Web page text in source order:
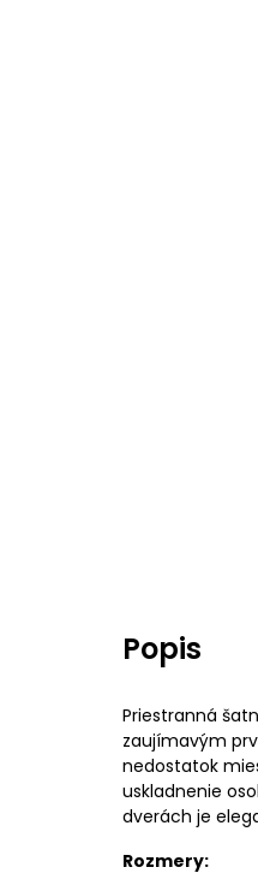
Popis
Priestranná
zaujímavým
nedostatok
uskladnenie
dverách je
Rozmery: